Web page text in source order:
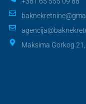
Maksima Gorkog